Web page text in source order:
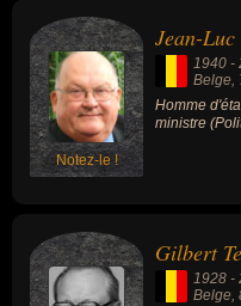
Notez-le !
Jean-Luc
1940 -
Belge
Homme
ministre
Gilbert
1928 -
Belge,